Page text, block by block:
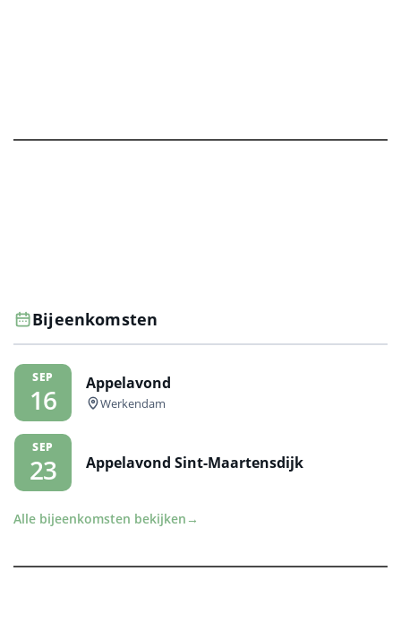
Bijeenkomsten
SEP
16
Appelavond
Werkendam
SEP
23 Appelavond Sint-Maartensdijk
Alle bijeenkomsten bekijken →